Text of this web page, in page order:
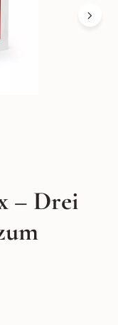
– Drei
5 Sternen